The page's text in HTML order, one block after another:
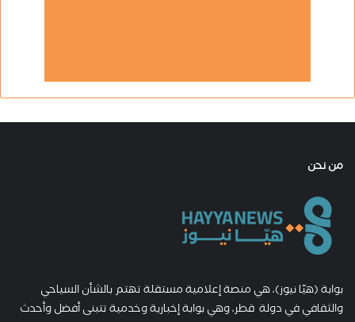
من نحن
بوابة (هيّا نيوز)، هي منصة إعلامية مستقلة تهتم بالشأن السياحي
والثقافي في دولة قطر، وهي بوابة إخبارية وخدمية تتبنى أفضل وأحدث